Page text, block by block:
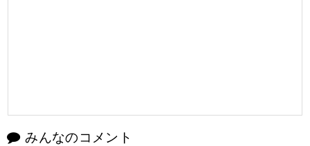
みんなのコメント